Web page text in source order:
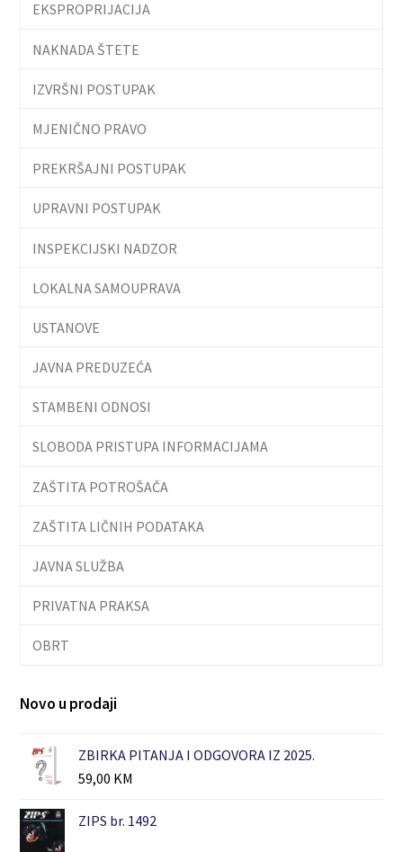
EKSPROPRIJACIJA
NAKNADA ŠTETE
IZVRŠNI POSTUPAK
MJENIČNO PRAVO
PREKRŠAJNI POSTUPAK
UPRAVNI POSTUPAK
INSPEKCIJSKI NADZOR
LOKALNA SAMOUPRAVA
USTANOVE
JAVNA PREDUZEĆA
STAMBENI ODNOSI
SLOBODA PRISTUPA INFORMACIJAMA
ZAŠTITA POTROŠAČA
ZAŠTITA LIČNIH PODATAKA
JAVNA SLUŽBA
PRIVATNA PRAKSA
OBRT
Novo u prodaji
ZBIRKA PITANJA I ODGOVORA IZ 2025.
59,00 KM
ZIPS br. 1492